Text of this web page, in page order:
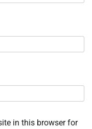
in this browser for